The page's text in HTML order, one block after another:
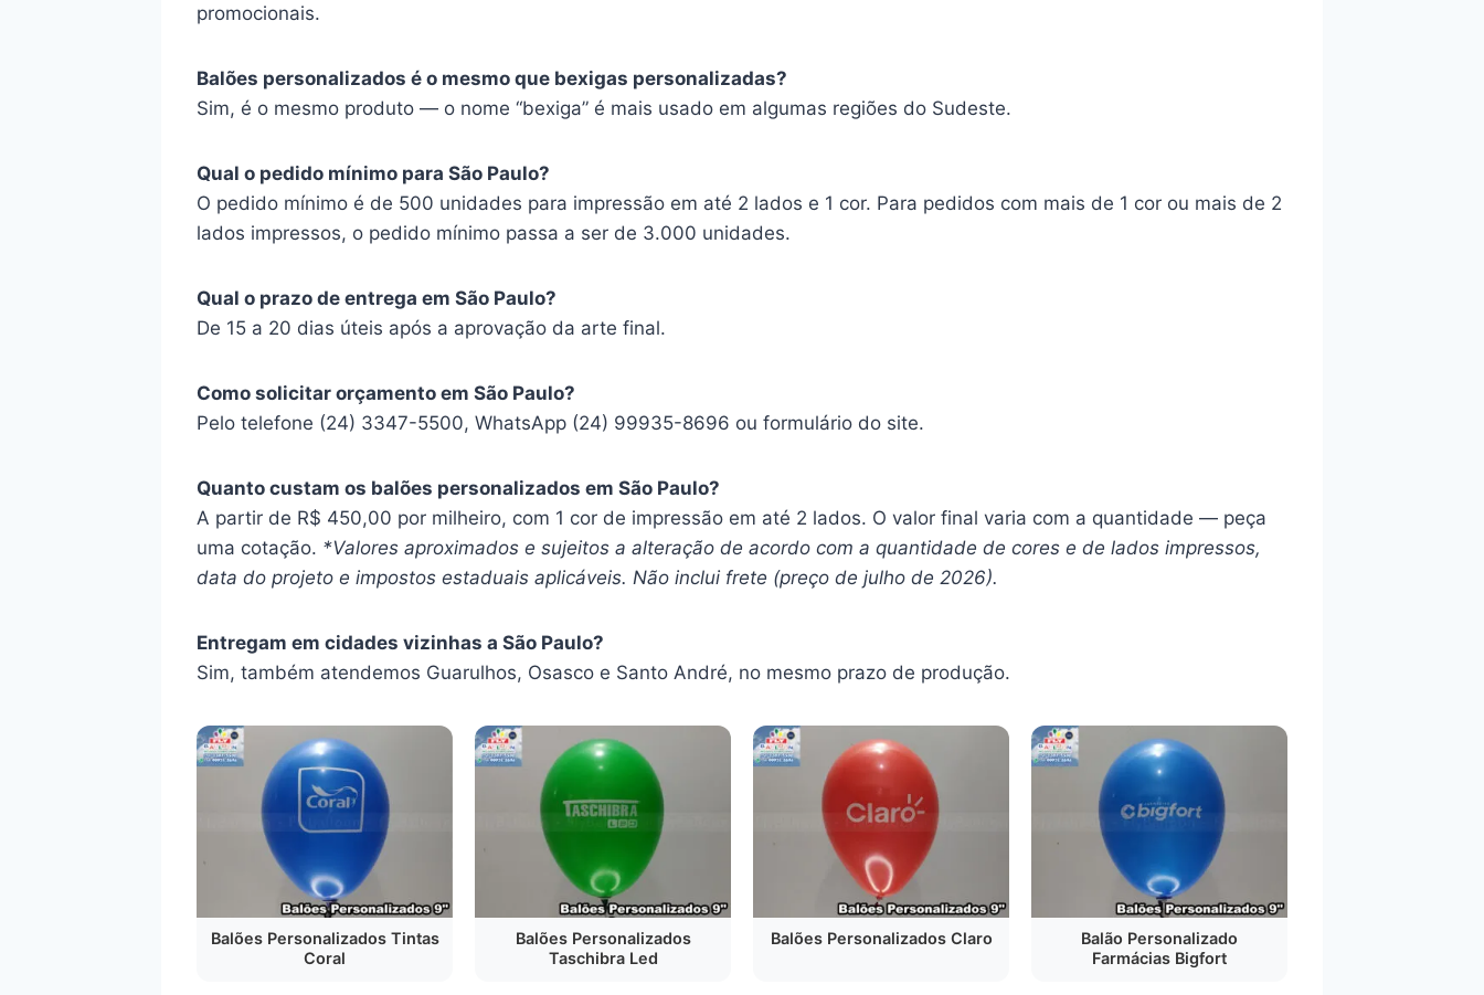
promocionais.
Balões personalizados é o mesmo que bexigas personalizadas?
Sim, é o mesmo produto — o nome “bexiga” é mais usado em algumas regiões do Sudeste.
Qual o pedido mínimo para São Paulo?
O pedido mínimo é de 500 unidades para impressão em até 2 lados e 1 cor. Para pedidos com mais de 1 cor ou mais de 2
lados impressos, o pedido mínimo passa a ser de 3.000 unidades.
Qual o prazo de entrega em São Paulo?
De 15 a 20 dias úteis após a aprovação da arte final.
Como solicitar orçamento em São Paulo?
Pelo telefone (24) 3347-5500, WhatsApp (24) 99935-8696 ou formulário do site.
Quanto custam os balões personalizados em São Paulo?
A partir de R$ 450,00 por milheiro, com 1 cor de impressão em até 2 lados. O valor final varia com a quantidade — peça
uma cotação. *Valores aproximados e sujeitos a alteração de acordo com a quantidade de cores e de lados impressos,
data do projeto e impostos estaduais aplicáveis. Não inclui frete (preço de julho de 2026).
Entregam em cidades vizinhas a São Paulo?
Sim, também atendemos Guarulhos, Osasco e Santo André, no mesmo prazo de produção.
Balões Personalizados Tintas
Coral
Balões Personalizados
Taschibra Led
Balões Personalizados Claro
Balão Personalizado
Farmácias Bigfort